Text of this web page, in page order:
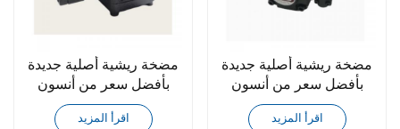
مضخة ريشية أصلية جديدة
بأفضل سعر من أنسون
PVF-20-35-10S
اقرأ المزيد
مضخة ريشية أصلية جديدة
بأفضل سعر من أنسون
PVF-20-55-10S
اقرأ المزيد